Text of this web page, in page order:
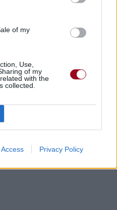
of my
Use,
of my
with the
collected.
Privacy Policy